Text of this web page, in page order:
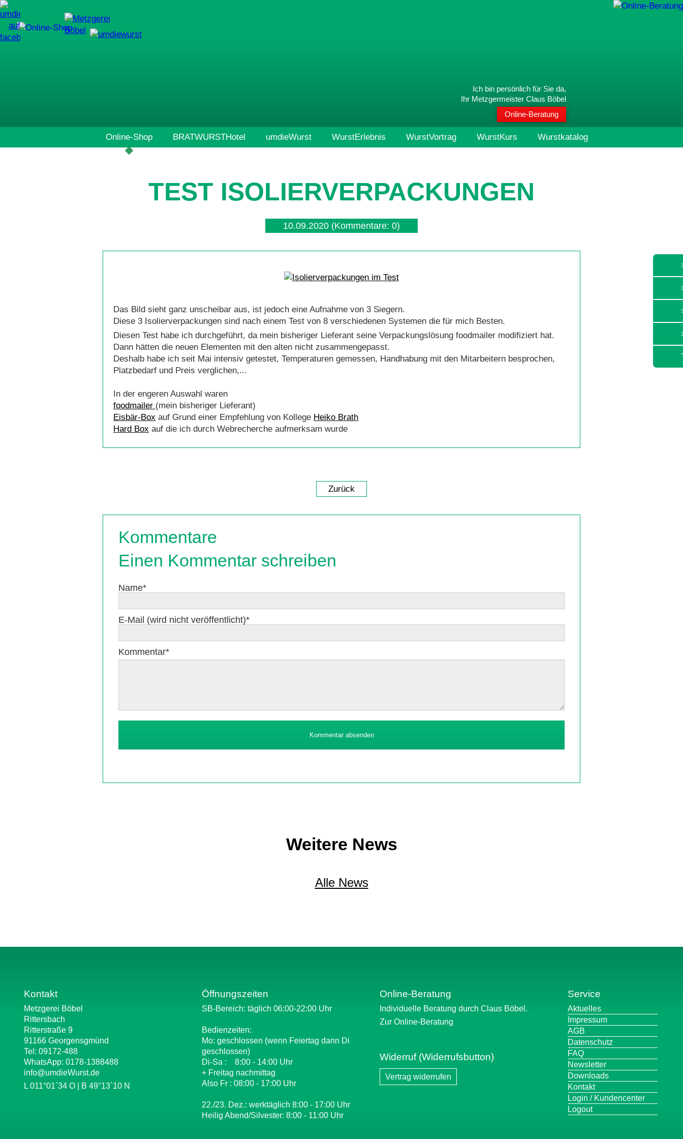
Ich bin persönlich für Sie da,
Ihr Metzgermeister Claus Böbel
Online-Beratung
Online-Shop BRATWURSTHotel umdieWurst WurstErlebnis WurstVortrag WurstKurs Wurstkatalog
TEST ISOLIERVERPACKUNGEN
10.09.2020 (Kommentare: 0)
Das Bild sieht ganz unscheibar aus, ist jedoch eine Aufnahme von 3 Siegern.
Diese 3 Isolierverpackungen sind nach einem Test von 8 verschiedenen Systemen die für mich Besten.
Diesen Test habe ich durchgeführt, da mein bisheriger Lieferant seine Verpackungslösung foodmailer modifiziert hat.
Dann hätten die neuen Elementen mit den alten nicht zusammengepasst.
Deshalb habe ich seit Mai intensiv getestet, Temperaturen gemessen, Handhabung mit den Mitarbeitern besprochen,
Platzbedarf und Preis verglichen,...
In der engeren Auswahl waren
foodmailer (mein bisheriger Lieferant)
Eisbär-Box auf Grund einer Empfehlung von Kollege Heiko Brath
Hard Box auf die ich durch Webrecherche aufmerksam wurde
Zurück
Kommentare
Einen Kommentar schreiben
Pflichtfeld
Name*
Pflichtfeld
E-Mail (wird nicht veröffentlicht)*
Pflichtfeld
Kommentar*
Kommentar absenden
Weitere News
Alle News
Kontakt
Metzgerei Böbel
Rittersbach
Ritterstraße 9
91166 Georgensgmünd
Tel: 09172-488
WhatsApp: 0178-1388488
info@umdieWurst.de
L 011°01`34 O | B 49°13`10 N
Öffnungszeiten
SB-Bereich: täglich 06:00-22:00 Uhr
Bedienzeiten:
Mo: geschlossen (wenn Feiertag dann Di
geschlossen)
Di-Sa : 8:00 - 14:00 Uhr
+ Freitag nachmittag
Also Fr : 08:00 - 17:00 Uhr
22./23. Dez.: werktäglich 8:00 - 17:00 Uhr
Heilig Abend/Silvester: 8:00 - 11:00 Uhr
Online-Beratung
Individuelle Beratung durch Claus Böbel.
Zur Online-Beratung
Widerruf (Widerrufsbutton)
Vertrag widerrufen
Service
Navigation
überspringen
Aktuelles
Impressum
AGB
Datenschutz
FAQ
Newsletter
Downloads
Kontakt
Login / Kundencenter
Logout